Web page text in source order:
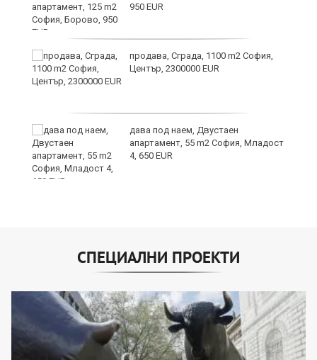
950 EUR
продава, Сграда, 1100 m2 София,
Център, 2300000 EUR
дава под наем, Двустаен
апартамент, 55 m2 София, Младост
4, 650 EUR
СПЕЦИАЛНИ ПРОЕКТИ